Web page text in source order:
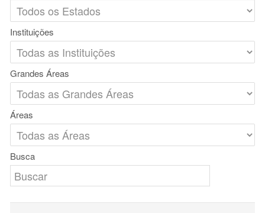
Instituições
Grandes Áreas
Áreas
Busca